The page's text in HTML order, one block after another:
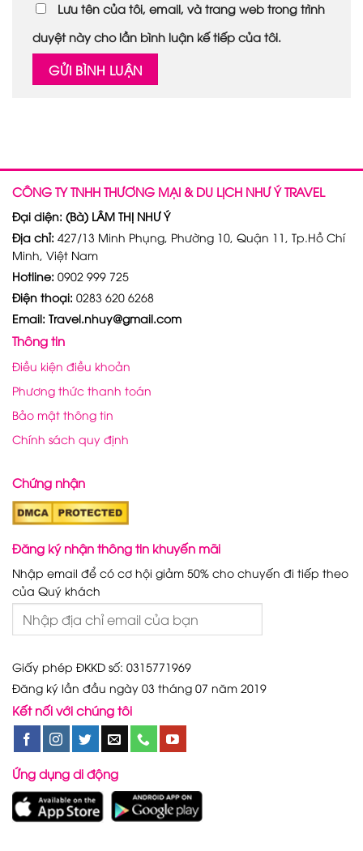
Lưu tên của tôi, email, và trang web trong trình
duyệt này cho lần bình luận kế tiếp của tôi.
CÔNG TY TNHH THƯƠNG MẠI & DU LỊCH NHƯ Ý TRAVEL
Đại diện: (Bà) LÂM THỊ NHƯ Ý
Địa chỉ: 427/13 Minh Phụng, Phường 10, Quận 11, Tp.Hồ Chí
Minh, Việt Nam
Hotline: 0902 999 725
Điện thoại: 0283 620 6268
Email: Travel.nhuy@gmail.com
Thông tin
Điều kiện điều khoản
Phương thức thanh toán
Bảo mật thông tin
Chính sách quy định
Chứng nhận
Đăng ký nhận thông tin khuyến mãi
Nhập email để có cơ hội giảm 50% cho chuyến đi tiếp theo
của Quý khách
Giấy phép ĐKKD số: 0315771969
Đăng ký lần đầu ngày 03 tháng 07 năm 2019
Kết nối với chúng tôi
Ứng dụng di động